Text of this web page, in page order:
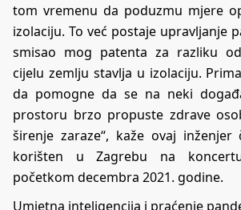
tom vremenu da poduzmu mjere
izolaciju. To već postaje upravljanje
smisao mog patenta za razliku
cijelu zemlju stavlja u izolaciju.
da pomogne da se na neki
prostoru brzo propuste zdrave
širenje zaraze“, kaže ovaj
korišten u Zagrebu na
početkom decembra 2021. godine.
Umjetna inteligencija i praćenje